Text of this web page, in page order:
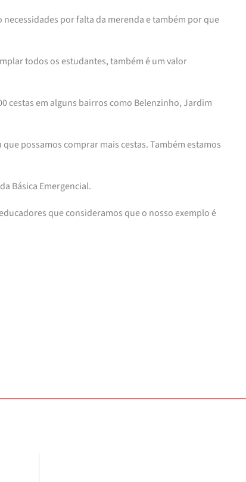
por falta da merenda e também por que
todos os estudantes, também é um valor
cestas em alguns bairros como Belenzinho, Jardim
possamos comprar mais cestas. Também estamos
Básica Emergencial.
que consideramos que o nosso exemplo é